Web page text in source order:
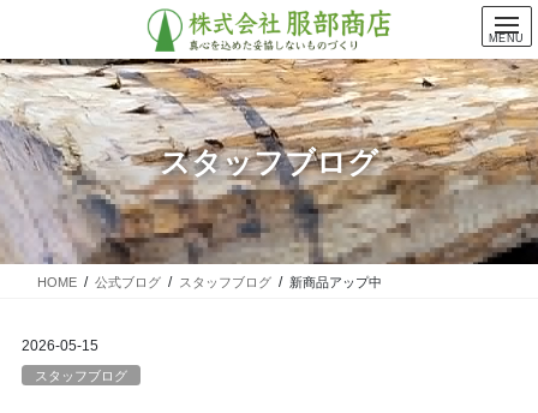
テ
ン
ツ
に
移
ゲ
ー
シ
ョ
ン
スタッフブログ
HOME 公式ブログ スタッフブログ 新商品アップ中
2026-05-15
スタッフブログ
MENU